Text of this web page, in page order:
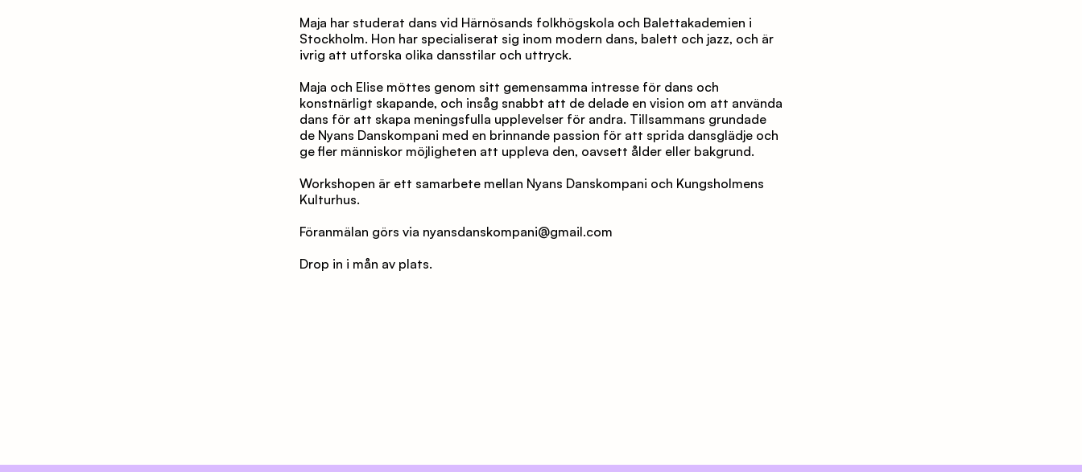
Maja har studerat dans vid Härnösands folkhögskola och Balettakademien i
Stockholm. Hon har specialiserat sig inom modern dans, balett och jazz, och är
ivrig att utforska olika dansstilar och uttryck.
Maja och Elise möttes genom sitt gemensamma intresse för dans och
konstnärligt skapande, och insåg snabbt att de delade en vision om att använda
dans för att skapa meningsfulla upplevelser för andra. Tillsammans grundade
de Nyans Danskompani med en brinnande passion för att sprida dansglädje och
ge fler människor möjligheten att uppleva den, oavsett ålder eller bakgrund.
Workshopen är ett samarbete mellan Nyans Danskompani och Kungsholmens
Kulturhus.
Föranmälan görs via nyansdanskompani@gmail.com
Drop in i mån av plats.